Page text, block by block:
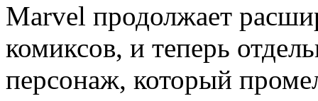
Marvel продолжает
комиксов, и теперь
персонаж, который